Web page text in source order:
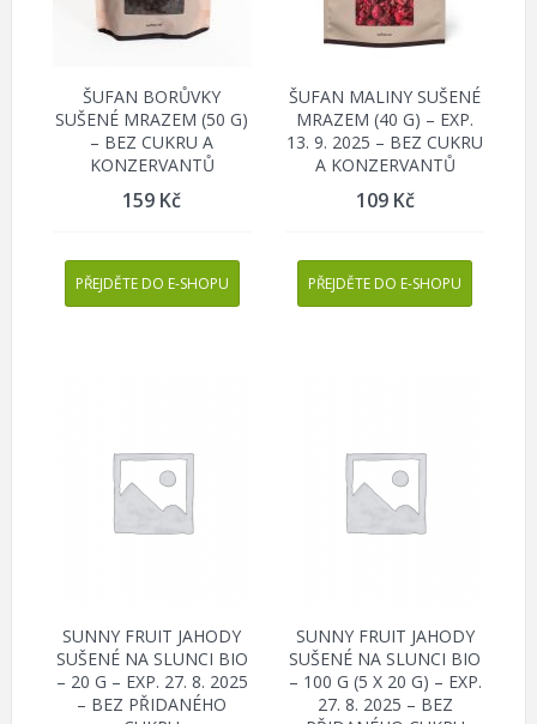
ŠUFAN BORŮVKY
SUŠENÉ MRAZEM (50 G)
– BEZ CUKRU A
KONZERVANTŮ
159 Kč
PŘEJDĚTE DO E-SHOPU
ŠUFAN MALINY SUŠENÉ
MRAZEM (40 G) – EXP.
13. 9. 2025 – BEZ CUKRU
A KONZERVANTŮ
109 Kč
PŘEJDĚTE DO E-SHOPU
SUNNY FRUIT JAHODY
SUŠENÉ NA SLUNCI BIO
– 20 G – EXP. 27. 8. 2025
– BEZ PŘIDANÉHO
SUNNY FRUIT JAHODY
SUŠENÉ NA SLUNCI BIO
– 100 G (5 X 20 G) – EXP.
27. 8. 2025 – BEZ